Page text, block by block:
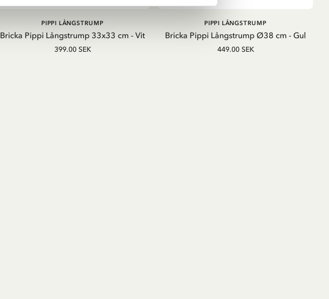
LÄGG I VARUKORG
Bricka Pippi Långstrump 33x33 cm - Vit
PIPPI LÅNGSTRUMP
399.00 SEK
LÄGG I VARUKORG
Bricka Pippi Långstrump Ø38 cm - Gul
PIPPI LÅNGSTRUMP
449.00 SEK